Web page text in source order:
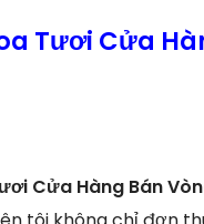
Tươi Cửa
Cửa Hàng Bán